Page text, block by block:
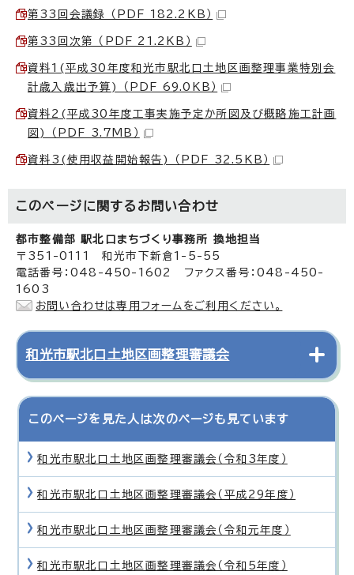
第33回会議録 （PDF 182.2KB）
第33回次第 （PDF 21.2KB）
資料1(平成30年度和光市駅北口土地区画整理事業特別会
計歳入歳出予算) （PDF 69.0KB）
資料2(平成30年度工事実施予定か所図及び概略施工計画
図) （PDF 3.7MB）
資料3(使用収益開始報告) （PDF 32.5KB）
このページに関する お問い合わせ
都市整備部 駅北口まちづくり事務所 換地担当
〒351-0111 和光市下新倉1-5-55
電話番号：048-450-1602 ファクス番号：048-450-
1603
お問い合わせは専用フォームをご利用ください。
和光市駅北口土地区画整理審議会
このページを見た人は次のページも見ています
和光市駅北口土地区画整理審議会（令和3年度）
和光市駅北口土地区画整理審議会（平成29年度）
和光市駅北口土地区画整理審議会（令和元年度）
和光市駅北口土地区画整理審議会（令和5年度）